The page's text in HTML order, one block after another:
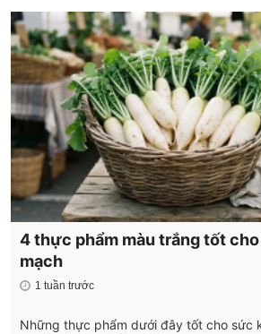
4 thực phẩm màu trắng tốt
mạch
1 tuần trước
Những thực phẩm dưới đây tốt cho sức